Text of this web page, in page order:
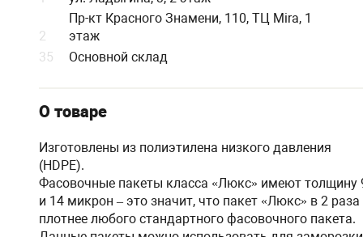
2
Пр-кт Красного Знамени, 110, ТЦ Mira, 1
этаж
35
Основной склад
О товаре
Изготовлены из полиэтилена низкого давления
(HDPE).
Фасовочные пакеты класса «Люкс» имеют толщину
и 14 микрон – это значит, что пакет «Люкс» в 2 раза
плотнее любого стандартного фасовочного пакета.